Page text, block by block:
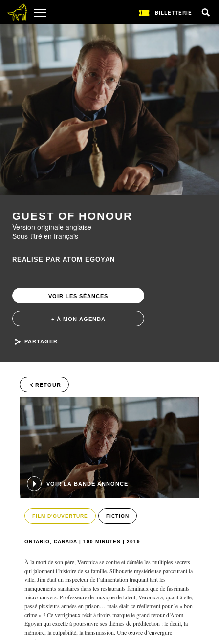
BILLETTERIE
GUEST OF HONOUR
Version originale anglaise
Sous-titré en français
RÉALISÉ PAR ATOM EGOYAN
VOIR LES SÉANCES
+ À MON AGENDA
PARTAGER
RETOUR
VOIR LA BANDE ANNONCE
FILM D'OUVERTURE FICTION
ONTARIO, CANADA | 100 MINUTES | 2019
À la mort de son père, Veronica se confie et démêle les multiples secrets
qui jalonnent l’histoire de sa famille. Silhouette mystérieuse parcourant la
ville, Jim était un inspecteur de l’alimentation traquant tant les
manquements sanitaires dans les restaurants familiaux que de fascinants
micro-univers. Professeure de musique de talent, Veronica a, quant à elle,
passé plusieurs années en prison… mais était-ce réellement pour le « bon
crime » ? Ce vertigineux récit à tiroirs marque le grand retour d’Atom
Egoyan qui excelle à poursuivre ses thèmes de prédilection : le deuil, la
mémoire, la culpabilité, la transmission. Une œuvre d’envergure